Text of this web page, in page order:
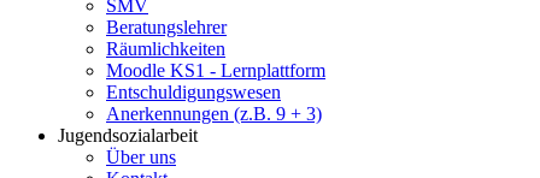
SMV
Beratungslehrer
Räumlichkeiten
Moodle KS1 - Lernplattform
Entschuldigungswesen
Anerkennungen (z.B. 9 + 3)
Jugendsozialarbeit
Über uns